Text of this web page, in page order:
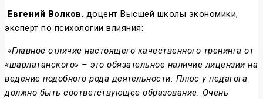
Евгений Волков, доцент Высшей школы экономики,
эксперт по психологии влияния:
«Главное отличие настоящего качественного тренинга от
«шарлатанского» – это обязательное наличие лицензии на
ведение подобного рода деятельности. Плюс у педагога
должно быть соответствующее образование. Очень